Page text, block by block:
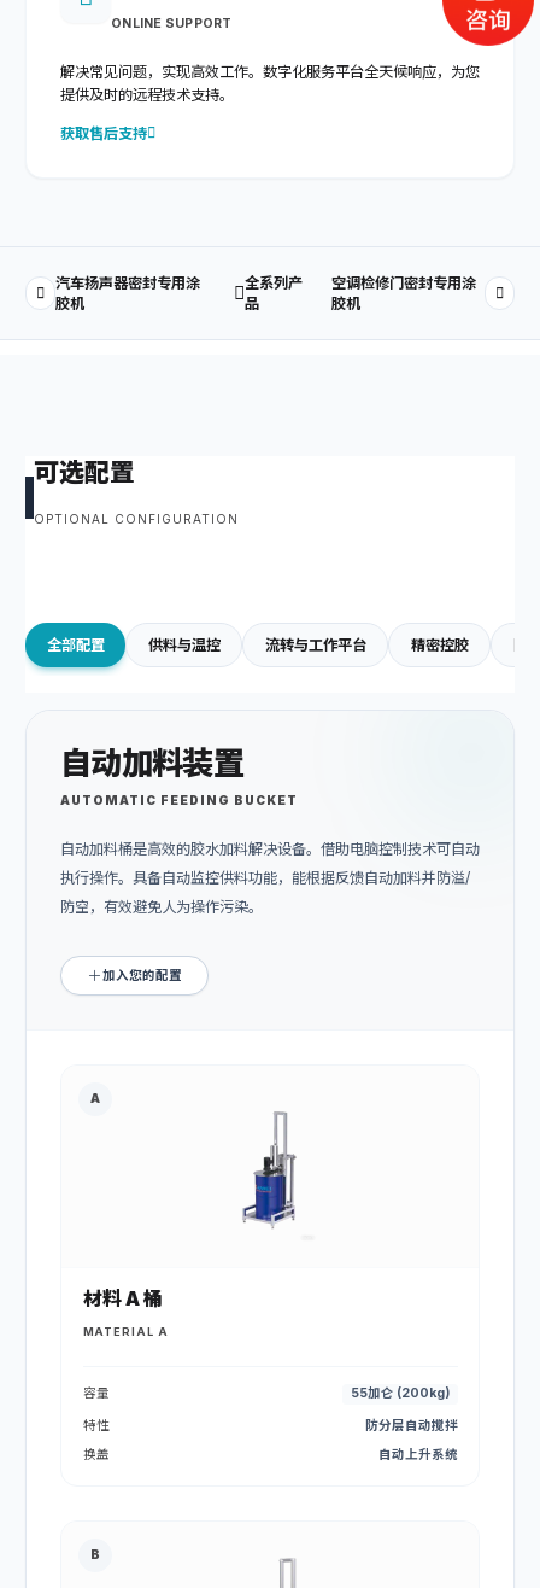
ONLINE SUPPORT
解决常见问题，实现高效工作。数字化服务平台全天候响应，为您
提供及时的远程技术支持。
获取售后支持
汽车扬声器密封专用涂
胶机
全系列产
品
空调检修门密封专用涂
胶机
可选配置
OPTIONAL CONFIGURATION
全部配置 供料与温控 流转与工作平台 精密控胶
自动加料装置
AUTOMATIC FEEDING BUCKET
自动加料桶是高效的胶水加料解决设备。借助电脑控制技术可自动
执行操作。具备自动监控供料功能，能根据反馈自动加料并防溢/
防空，有效避免人为操作污染。
加入您的配置
A
材料 A 桶
MATERIAL A
容量 55加仑 (200kg)
特性
防分层自动搅拌
换盖
自动上升系统
B